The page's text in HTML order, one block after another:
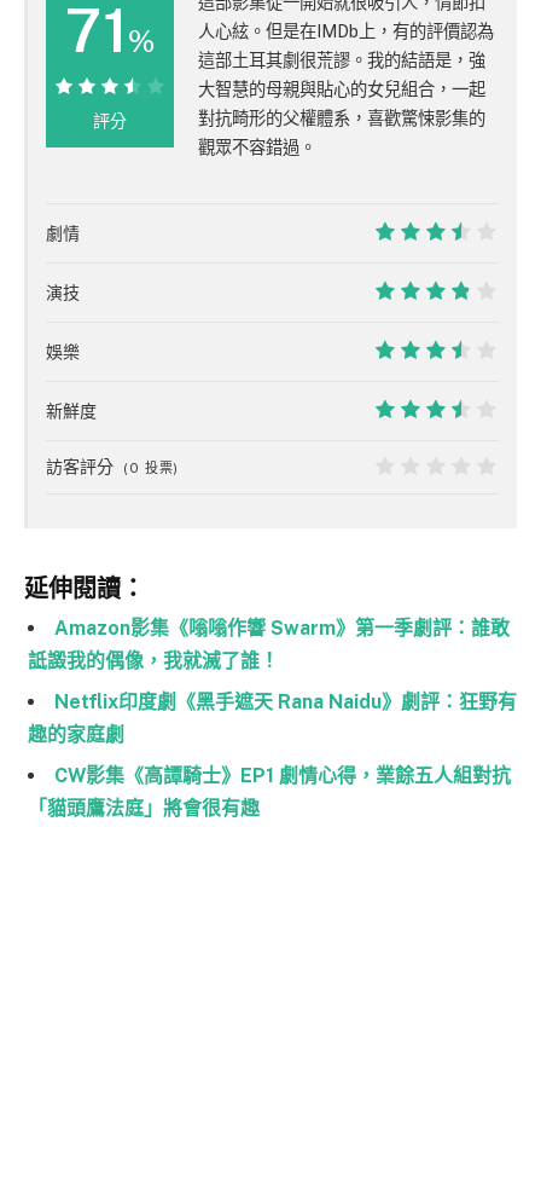
71 %
71%
評分
人心絃。但是在IMDb上，有的評價認為
這部土耳其劇很荒謬。我的結語是，強
大智慧的母親與貼心的女兒組合，一起
對抗畸形的父權體系，喜歡驚悚影集的
觀眾不容錯過。
劇情
演技
娛樂
新鮮度
訪客評分 ( 0 投票)
延伸閱讀：
Amazon影集《嗡嗡作響 Swarm》第一季劇評：誰敢
詆譭我的偶像，我就滅了誰！
Netflix印度劇《黑手遮天 Rana Naidu》劇評：狂野有
趣的家庭劇
CW影集《高譚騎士》EP1 劇情心得，業餘五人組對抗
「貓頭鷹法庭」將會很有趣